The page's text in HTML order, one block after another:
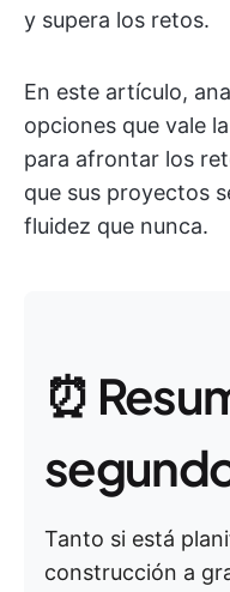
y supera los retos.
En este artículo,
opciones que vale
para afrontar los
que sus proyectos
fluidez que nunca.
⏰
Tanto si está
construcción a